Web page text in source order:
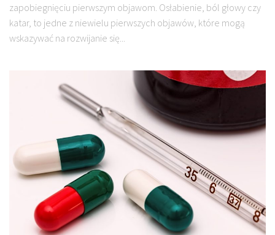
zapobiegnięciu pierwszym objawom. Osłabienie, ból głowy czy
katar, to jedne z niewielu pierwszych objawów, które mogą
wskazywać na rozwijanie się...